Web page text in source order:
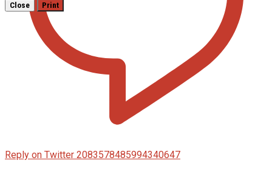
Reply on Twitter 2083578485994340647
Close Print